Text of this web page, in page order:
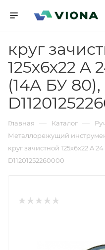
круг
125х6х22 A
(14А БУ 80),
Главная — Каталог —
Металлорежущий
круг зачистной 125х6х22 A
D11201252260000